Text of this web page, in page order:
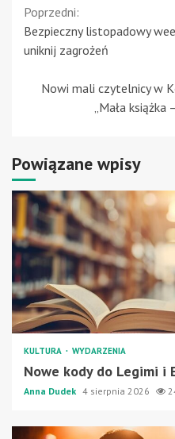
Continue
Reading
Poprzedni:
Bezpieczny listopadowy
uniknij zagrożeń
Nowi mali czytelnicy w
„Mała
Powiązane wpisy
KULTURA WYDARZENIA
Nowe kody do Legimi i
Anna Dudek 4 sierpnia 2026